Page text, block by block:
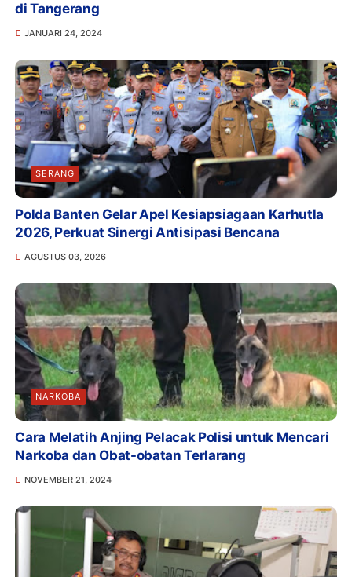
di Tangerang
JANUARI 24, 2024
SERANG
Polda Banten Gelar Apel Kesiapsiagaan Karhutla
2026, Perkuat Sinergi Antisipasi Bencana
AGUSTUS 03, 2026
NARKOBA
Cara Melatih Anjing Pelacak Polisi untuk Mencari
Narkoba dan Obat-obatan Terlarang
NOVEMBER 21, 2024